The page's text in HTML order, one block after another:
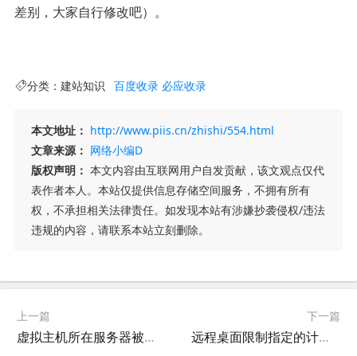
差别，大家自行修改吧）。
分类： 建站知识 百度收录 必应收录
本文地址： http://www.piis.cn/zhishi/554.html
文章来源： 网络小编D
版权声明： 本文内容由互联网用户自发贡献，该文观点仅代
表作者本人。本站仅提供信息存储空间服务，不拥有所有
权，不承担相关法律责任。如发现本站有涉嫌抄袭侵权/违法
违规的内容，请联系本站立刻删除。
上一篇
虚拟主机所在服务器被入侵后的处理办法
下一篇
远程桌面限制指定的计算机名，MAC，IP才能登陆的软件